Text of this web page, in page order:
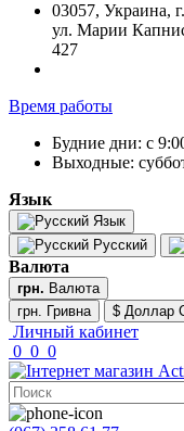
03057, Украина,
ул. Марии
427
Время работы
Будние дни: с
Выходные:
Язык
Язык
Русский
Валюта
грн. Валюта
грн. Гривна
$ Доллар
Личный кабинет
0 0 0